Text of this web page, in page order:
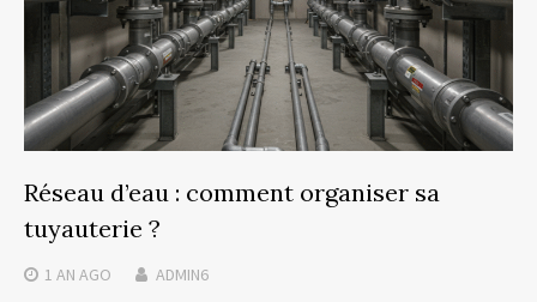
Réseau d’eau : comment organiser sa
tuyauterie ?
1 AN AGO ADMIN6